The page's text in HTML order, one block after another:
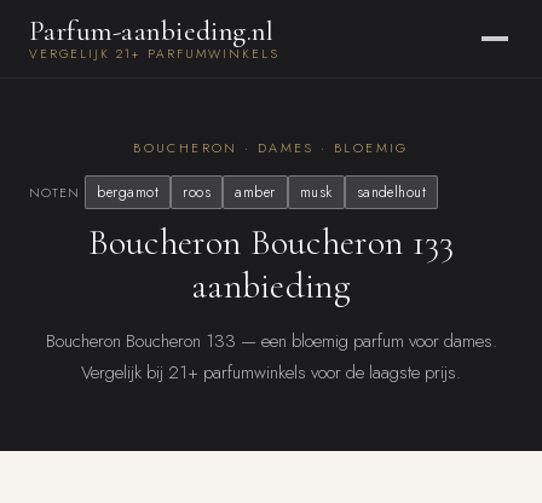
Parfum-aanbieding.nl
VERGELIJK 21+ PARFUMWINKELS
BOUCHERON · DAMES · BLOEMIG
NOTEN bergamot roos amber musk sandelhout
Boucheron Boucheron 133
aanbieding
Boucheron Boucheron 133 — een bloemig parfum voor dames.
Vergelijk bij 21+ parfumwinkels voor de laagste prijs.